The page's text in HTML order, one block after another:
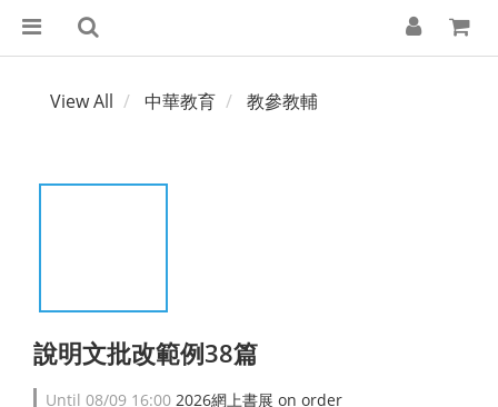
View All 中華教育 教參教輔
說明文批改範例38篇
Until 08/09 16:00 2026網上書展 on order